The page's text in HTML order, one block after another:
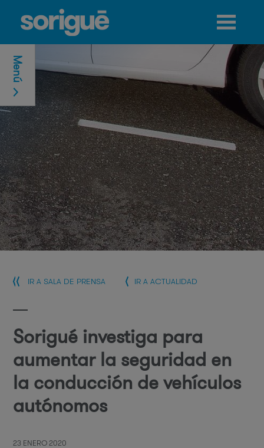
Jump to navigation
IR A SALA DE PRENSA IR A ACTUALIDAD
Sorigué investiga para
aumentar la seguridad en
la conducción de vehículos
autónomos
23 ENERO 2020
Menú